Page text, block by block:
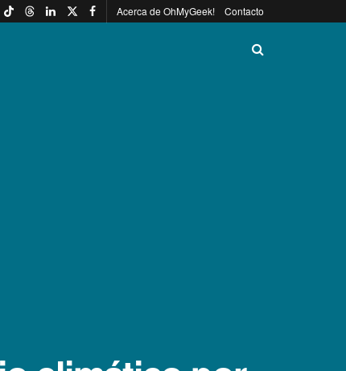
Acerca de OhMyGeek! Contacto